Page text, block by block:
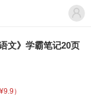
文》学霸笔记20页
）